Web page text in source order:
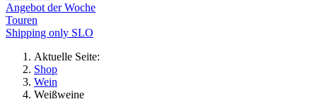
Angebot der Woche
Touren
Shipping only SLO
Aktuelle Seite:
Shop
Wein
Weißweine